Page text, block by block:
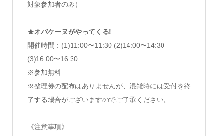
対象参加者のみ）
★オバケーヌがやってくる!
開催時間：(1)11:00〜11:30 (2)14:00〜14:30
(3)16:00〜16:30
※参加無料
※整理券の配布はありませんが、混雑時には受付を終
了する場合がございますのでご了承ください。
《注意事項》